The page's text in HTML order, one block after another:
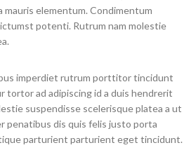
mauris elementum. Condimentum
potenti. Rutrum nam molestie
imperdiet rutrum porttitor tincidunt
ad adipiscing id a duis hendrerit
suspendisse scelerisque platea a ut
penatibus dis quis felis justo porta
parturient parturient eget tincidunt.